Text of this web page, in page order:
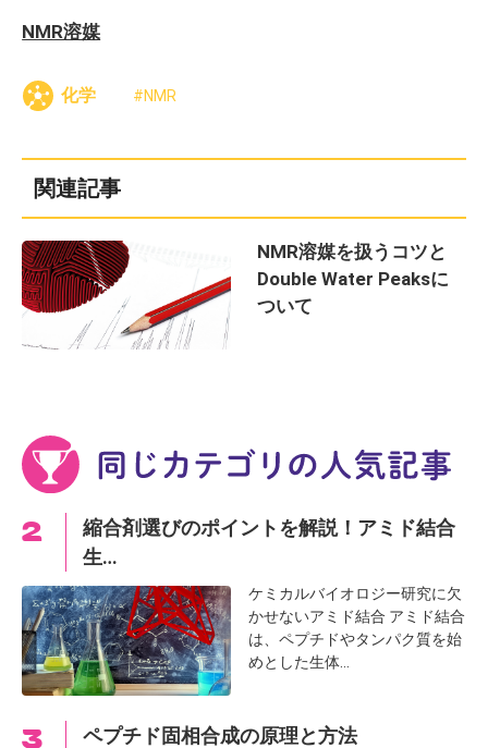
NMR溶媒
化学 NMR
関連記事
NMR溶媒を扱うコツと
Double Water Peaksに
ついて
縮合剤選びのポイントを解説！アミド結合
生…
ケミカルバイオロジー研究に欠
かせないアミド結合 アミド結合
は、ペプチドやタンパク質を始
めとした生体…
ペプチド固相合成の原理と方法